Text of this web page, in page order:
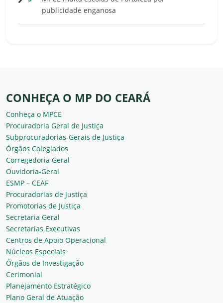
publicidade enganosa
CONHEÇA O MP DO CEARÁ
Conheça o MPCE
Procuradoria Geral de Justiça
Subprocuradorias-Gerais de Justiça
Órgãos Colegiados
Corregedoria Geral
Ouvidoria-Geral
ESMP – CEAF
Procuradorias de Justiça
Promotorias de Justiça
Secretaria Geral
Secretarias Executivas
Centros de Apoio Operacional
Núcleos Especiais
Órgãos de Investigação
Cerimonial
Planejamento Estratégico
Plano Geral de Atuação